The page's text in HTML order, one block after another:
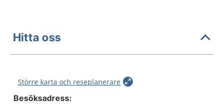
Hitta oss
Större karta och reseplanerare
Besöksadress: